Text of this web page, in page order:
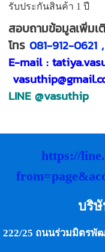
รับประกันสินค้า 1 ปี
สอบถามข้อมูลเพิ่มเ
โทร081-912-0621
E-mail :
LINE@vasuthip
https://
บริ
222/25 ถนนร่วมมิตรพั